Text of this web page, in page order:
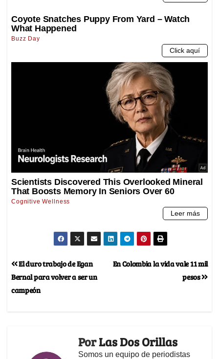
En Colombia la vida vale 11 mil
pesos
El duro trabajo de Egan
Bernal para volver a ser un
campeón
PorLas Dos Orillas
Somos un equipo de periodistas